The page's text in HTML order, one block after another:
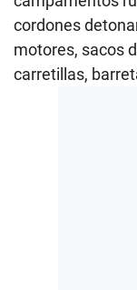
cordones
motores, sacos
carretillas,